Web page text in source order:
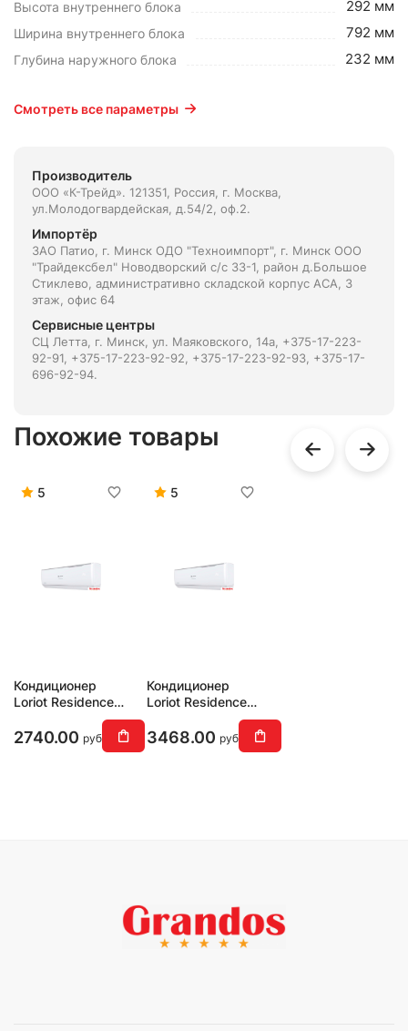
Высота внутреннего блока 292 мм
Ширина внутреннего блока 792 мм
Глубина наружного блока 232 мм
Смотреть все параметры
Производитель
ООО «К-Трейд». 121351, Россия, г. Москва,
ул.Молодогвардейская, д.54/2, оф.2.
Импортёр
ЗАО Патио, г. Минск ОДО "Техноимпорт", г. Минск ООО
"Трайдексбел" Новодворский с/с 33-1, район д.Большое
Стиклево, административно складской корпус АСА, 3
этаж, офис 64
Сервисные центры
СЦ Летта, г. Минск, ул. Маяковского, 14а, +375-17-223-
92-91, +375-17-223-92-92, +375-17-223-92-93, +375-17-
696-92-94.
Похожие товары
5
Кондиционер
Loriot Residence
Smart DC Inverter
LAC-18AJI
2740.00 руб
5
Кондиционер
Loriot Residence
Smart DC Inverter
LAC-24AJI
3468.00 руб